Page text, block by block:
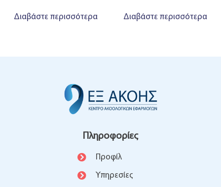
Διαβάστε περισσότερα Διαβάστε περισσότερα
Πληροφορίες
Προφίλ
Υπηρεσίες